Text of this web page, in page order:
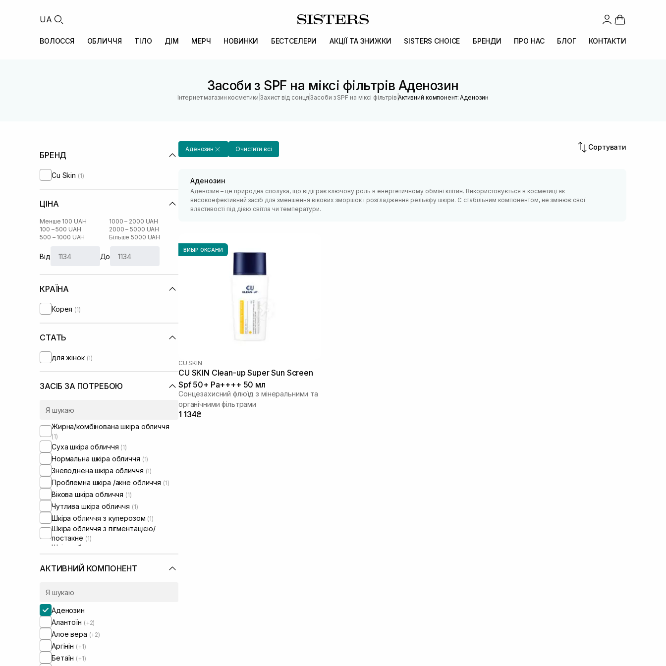
UA
ВОЛОССЯ ОБЛИЧЧЯ ТІЛО ДІМ МЕРЧ НОВИНКИ БЕСТСЕЛЕРИ АКЦІЇ ТА ЗНИЖКИ SISTERS CHOICE БРЕНДИ ПРО НАС БЛОГ КОНТАКТИ
Засоби з SPF на міксі фільтрів Аденозин
Інтернет магазин косметики |Захист від сонця |Засоби з SPF на міксі фільтрів |Активний компонент: Аденозин
БРЕНД
Cu Skin (1)
ЦІНА
Менше 100 UAH
100 – 500 UAH
500 – 1000 UAH
1000 – 2000 UAH
2000 – 5000 UAH
Більше 5000 UAH
Від До
КРАЇНА
Корея (1)
СТАТЬ
для жінок (1)
ЗАСІБ ЗА ПОТРЕБОЮ
Жирна/комбінована шкіра обличчя
(1)
Суха шкіра обличчя (1)
Нормальна шкіра обличчя (1)
Зневоднена шкіра обличчя (1)
Проблемна шкіра /акне обличчя (1)
Вікова шкіра обличчя (1)
Чутлива шкіра обличчя (1)
Шкіра обличчя з куперозом (1)
Шкіра обличчя з пігментацією/
постакне (1)
Шкіра обличчя з розширеними
порами
Шкіра обличчя з порушеним
мікробіомом
АКТИВНИЙ КОМПОНЕНТ
Аденозин
Алантоїн (+2)
Алое вера (+2)
Аргінін (+1)
Бетаїн (+1)
Аденозин Очистити всі Сортувати
Аденозин
Аденозин – це природна сполука, що відіграє ключову роль в енергетичному обміні клітин. Використовується в косметиці як
високоефективний засіб для зменшення вікових зморшок і розгладження рельєфу шкіри. Є стабільним компонентом, не змінює свої
властивості під дією світла чи температури.
ВИБІР ОКСАНИ
CU SKIN
CU SKIN Clean-up Super Sun Screen
Spf 50+ Pa++++ 50 мл
Сонцезахисний флюїд з мінеральними та
органічними фільтрами
1 134₴